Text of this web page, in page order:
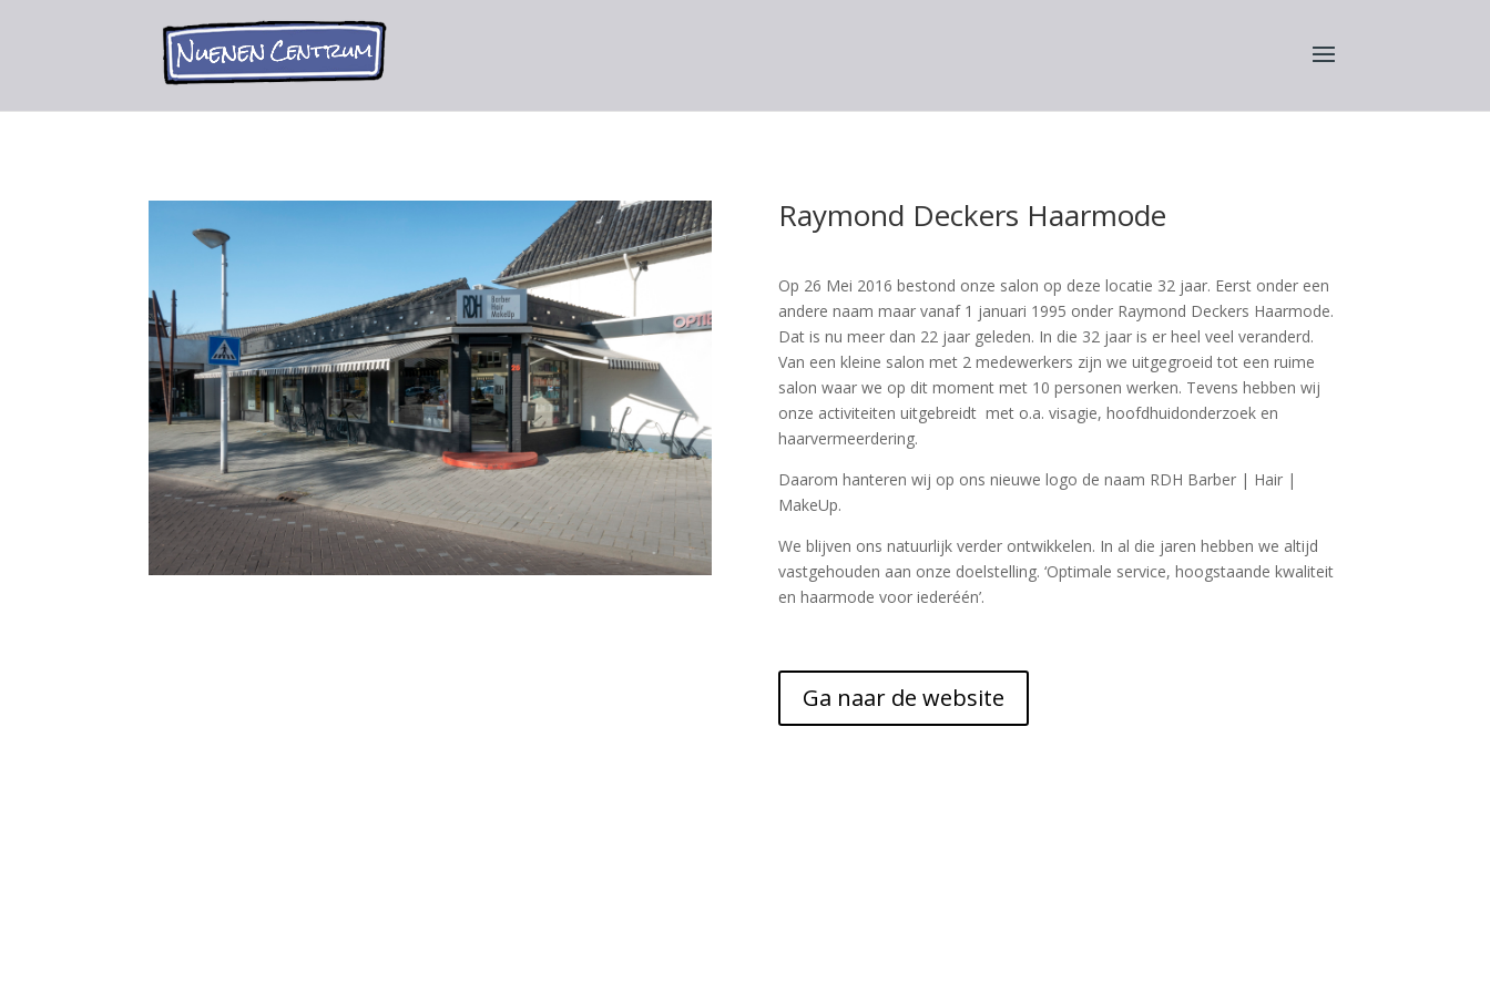
Raymond Deckers Haarmode
Op 26 Mei 2016 bestond onze salon op deze locatie 32 jaar. Eerst onder een
andere naam maar vanaf 1 januari 1995 onder Raymond Deckers Haarmode.
Dat is nu meer dan 22 jaar geleden. In die 32 jaar is er heel veel veranderd.
Van een kleine salon met 2 medewerkers zijn we uitgegroeid tot een ruime
salon waar we op dit moment met 10 personen werken. Tevens hebben wij
onze activiteiten uitgebreidt met o.a. visagie, hoofdhuidonderzoek en
haarvermeerdering.
Daarom hanteren wij op ons nieuwe logo de naam RDH Barber | Hair |
MakeUp.
We blijven ons natuurlijk verder ontwikkelen. In al die jaren hebben we altijd
vastgehouden aan onze doelstelling. ‘Optimale service, hoogstaande kwaliteit
en haarmode voor iederéén’.
Ga naar de website